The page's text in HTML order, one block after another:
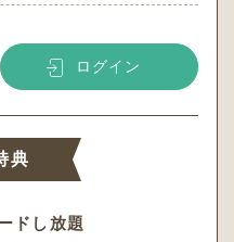
ログイン
典
ドし放題